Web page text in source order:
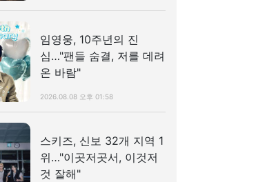
임영웅, 10주년의 진
심…"팬들 숨결, 저를 데려
온 바람"
2026.08.08 오후 01:58
스키즈, 신보 32개 지역 1
위…"이곳저곳서, 이것저
것 잘해"